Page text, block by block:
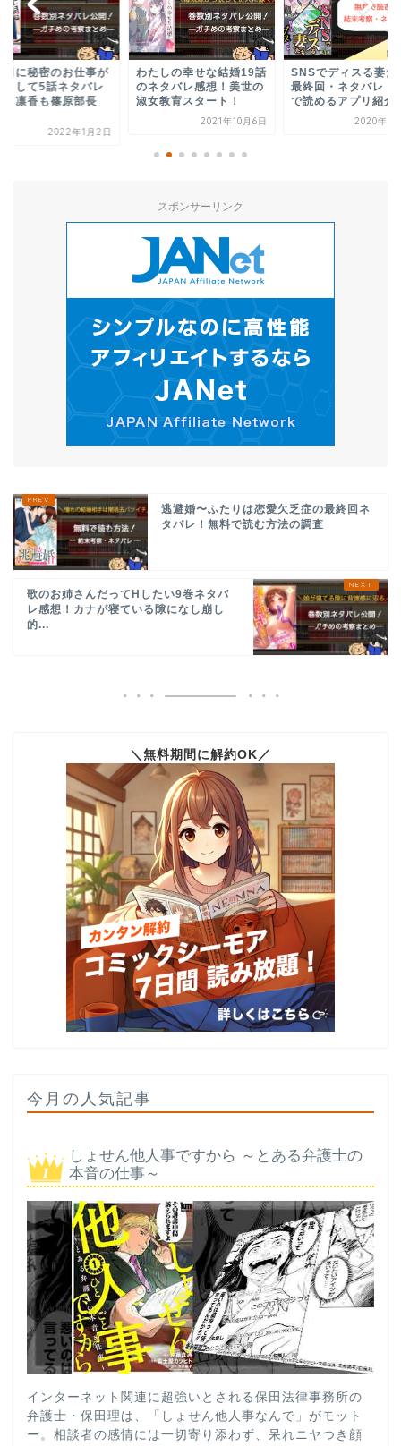
しの幸せな結婚19話
タバレ感想！美世の
教育スタート！
SNSでディスる妻たちの
最終回・ネタバレ！無料
で読めるアプリ紹介
2020年12月1日
ワタシ以外みんなバ
巻のネタバレ感想！
署でランチに誘わ
2021年4
スポンサーリンク
逃避婚〜ふたりは恋愛欠乏症の最終回ネ
タバレ！無料で読む方法の調査
歌のお姉さんだってHしたい9巻ネタバ
レ感想！カナが寝ている隙になし崩し
的...
＼無料期間に解約OK／
今月の人気記事
しょせん他人事ですから ～とある弁護士の
本音の仕事～
インターネット関連に超強いとされる保田法律事務所の
弁護士・保田理は、「しょせん他人事なんで」がモット
ー。相談者の感情には一切寄り添わず、呆れニヤつき顔